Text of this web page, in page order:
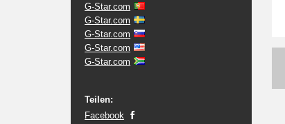
G-Star.com
G-Star.com
G-Star.com
G-Star.com
G-Star.com
Teilen:
Facebook